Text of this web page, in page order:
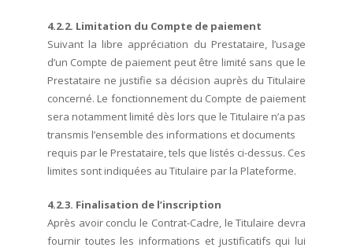
4.2.2. Limitation du Compte de paiement
Suivant la libre appréciation du Prestataire, l’usage
d’un Compte de paiement peut être limité sans que le
Prestataire ne justifie sa décision auprès du Titulaire
concerné. Le fonctionnement du Compte de paiement
sera notamment limité dès lors que le Titulaire n’a pas
transmis l’ensemble des informations et documents
requis par le Prestataire, tels que listés ci-dessus. Ces
limites sont indiquées au Titulaire par la Plateforme.
4.2.3. Finalisation de l’inscription
Après avoir conclu le Contrat-Cadre, le Titulaire devra
fournir toutes les informations et justificatifs qui lui